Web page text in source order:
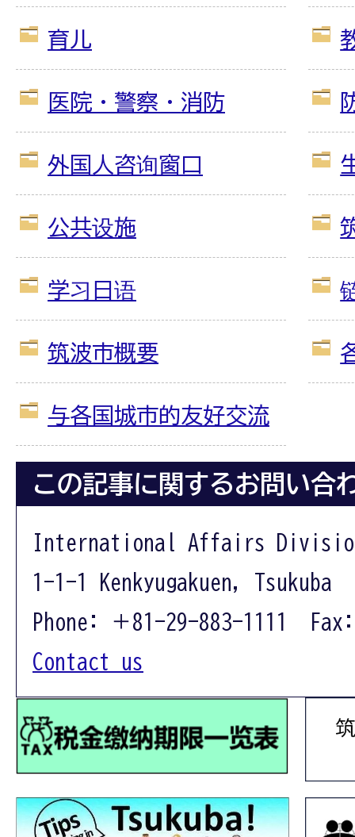
育儿
医院・警察・消防
外国人咨询窗口
公共设施
学习日语
筑波市概要
与各国城市的友好交流
この記事に関するお問い合
International Affairs
1-1-1 Kenkyugakuen, Tsukuba
Phone: ＋81-29-883-1111
Contact us